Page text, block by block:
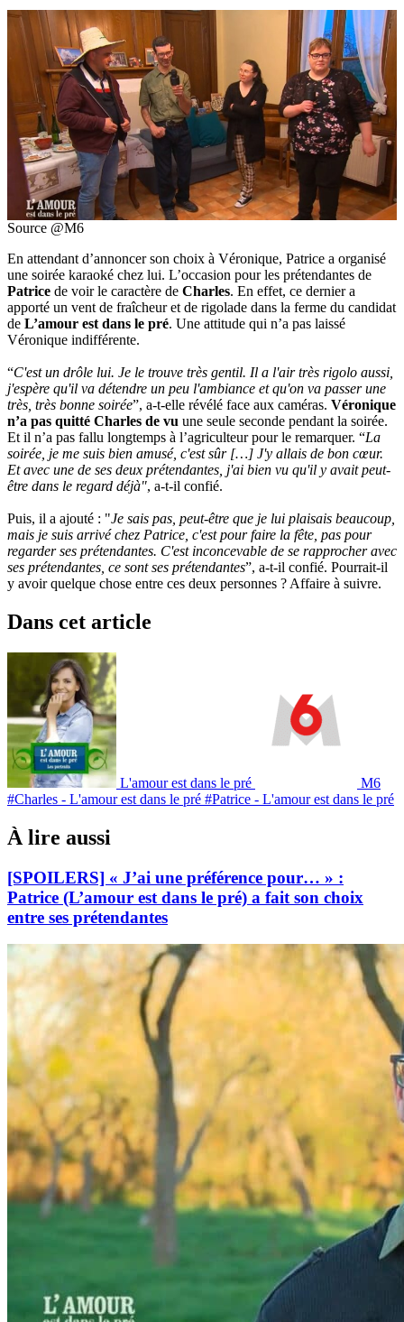
Source @M6
En attendant d’annoncer son choix à Véronique, Patrice a organisé
une soirée karaoké chez lui. L’occasion pour les prétendantes de
Patrice de voir le caractère de Charles. En effet, ce dernier a
apporté un vent de fraîcheur et de rigolade dans la ferme du candidat
de L’amour est dans le pré. Une attitude qui n’a pas laissé
Véronique indifférente.
“C'est un drôle lui. Je le trouve très gentil. Il a l'air très rigolo aussi,
j'espère qu'il va détendre un peu l'ambiance et qu'on va passer une
très, très bonne soirée”, a-t-elle révélé face aux caméras. Véronique
n’a pas quitté Charles de vu une seule seconde pendant la soirée.
Et il n’a pas fallu longtemps à l’agriculteur pour le remarquer. “La
soirée, je me suis bien amusé, c'est sûr […] J'y allais de bon cœur.
Et avec une de ses deux prétendantes, j'ai bien vu qu'il y avait peut-
être dans le regard déjà", a-t-il confié.
Puis, il a ajouté : "Je sais pas, peut-être que je lui plaisais beaucoup,
mais je suis arrivé chez Patrice, c'est pour faire la fête, pas pour
regarder ses prétendantes. C'est inconcevable de se rapprocher avec
ses prétendantes, ce sont ses prétendantes”, a-t-il confié. Pourrait-il
y avoir quelque chose entre ces deux personnes ? Affaire à suivre.
Dans cet article
L'amour est dans le pré
M6
#Charles - L'amour est dans le pré #Patrice - L'amour est dans le pré
À lire aussi
[SPOILERS] « J’ai une préférence pour… » :
Patrice (L’amour est dans le pré) a fait son choix
entre ses prétendantes